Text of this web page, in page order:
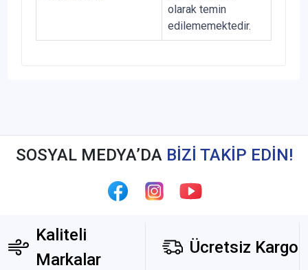
olarak temin
edilememektedir.
SOSYAL MEDYA’DA BİZİ TAKİP EDİN!
Kaliteli
Markalar
Ücretsiz Kargo